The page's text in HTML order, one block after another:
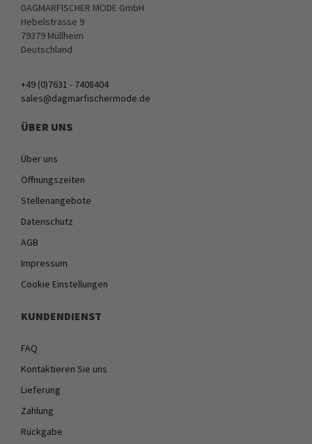
DAGMARFISCHER MODE GmbH
Hebelstrasse 9
79379 Müllheim
Deutschland
+49 (0)7631 - 7408404
sales@dagmarfischermode.de
ÜBER UNS
Über uns
Öffnungszeiten
Stellenangebote
Datenschutz
AGB
Impressum
Cookie Einstellungen
KUNDENDIENST
FAQ
Kontaktieren Sie uns
Lieferung
Zahlung
Rückgabe